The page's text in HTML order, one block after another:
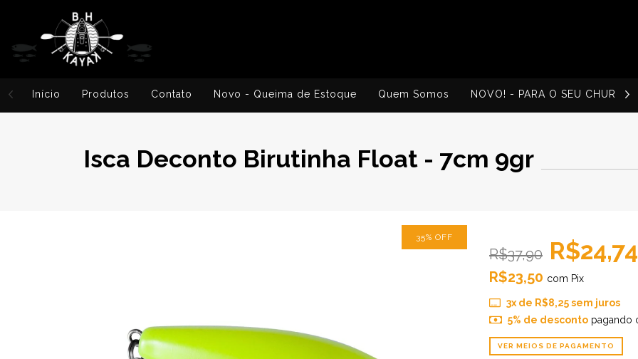
Início Produtos Contato Novo - Queima de Estoque Quem Somos NOVO! - PARA O SEU
Isca Deconto Birutinha Float - 7cm 9gr
35% OFF
R$37,90 R$24,74
R$23,50 com Pix
3x de R$8,25sem juros
5% de descontopagando
VER MEIOS DE PAGAMENTO